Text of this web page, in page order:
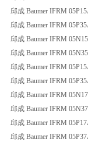
邱成 Baumer IFRM
邱成 Baumer IFRM
邱成 Baumer IFRM
邱成 Baumer IFRM
邱成 Baumer IFRM
邱成 Baumer IFRM
邱成 Baumer IFRM
邱成 Baumer IFRM
邱成 Baumer IFRM
邱成 Baumer IFRM